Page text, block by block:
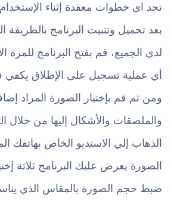
تجد اى خطوات معقدة إثناء
بعد تحميل وتثبيت البرنامج بالطريقة
لدي الجميع، قم بفتح البرنامج للمرة
أي عملية تسجيل على الإطلاق يكفي
ومن ثم قم بإختيار الصورة المراد
والملصقات والأشكال إليها من خلال
الذهاب إلي الاستديو الخاص بهاتفك
الصورة يعرض عليك البرنامج ثلاثة
ضبط حجم الصورة بالمقاس الذي